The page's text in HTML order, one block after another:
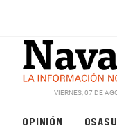
VIERNES, 07 DE
OPINIÓN